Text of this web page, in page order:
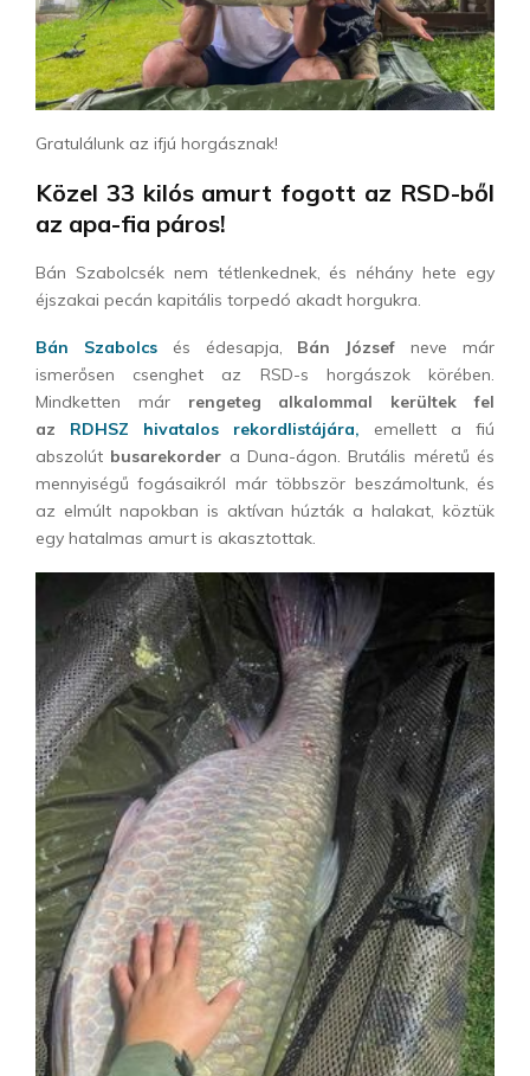
Gratulálunk az ifjú horgásznak!
Közel 33 kilós amurt fogott az RSD-ből
az apa-fia páros!
Bán Szabolcsék nem tétlenkednek, és néhány hete egy
éjszakai pecán kapitális torpedó akadt horgukra.
Bán Szabolcsés édesapja, Bán József neve már
ismerősen csenghet az RSD-s horgászok körében.
Mindketten már rengeteg alkalommal kerültek fel
az RDHSZ hivatalos rekordlistájára, emellett a fiú
abszolút busarekorder a Duna-ágon. Brutális méretű és
mennyiségű fogásaikról már többször beszámoltunk, és
az elmúlt napokban is aktívan húzták a halakat, köztük
egy hatalmas amurt is akasztottak.